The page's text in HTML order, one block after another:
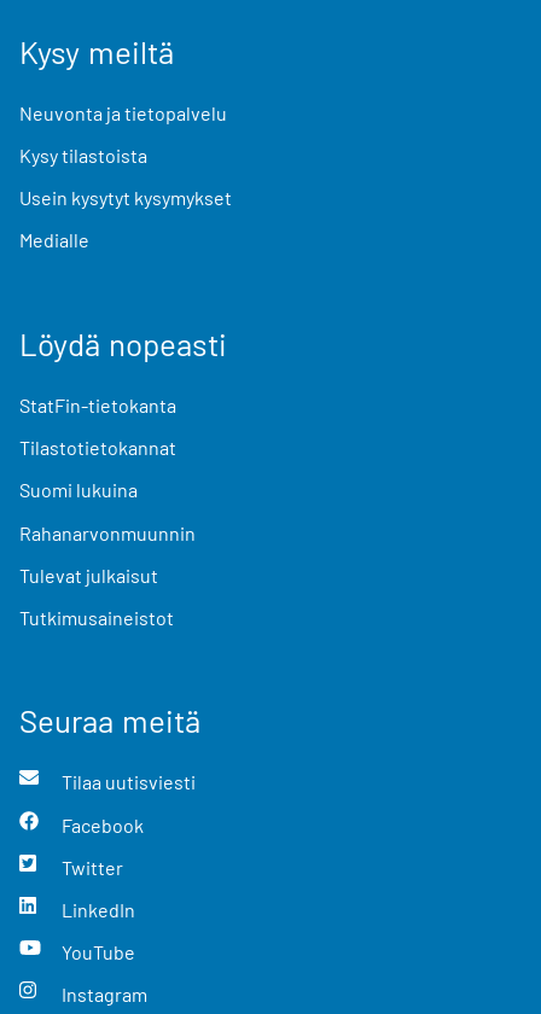
Kysy meiltä
Neuvonta ja tietopalvelu
Kysy tilastoista
Usein kysytyt kysymykset
Medialle
Löydä nopeasti
StatFin-tietokanta
Tilastotietokannat
Suomi lukuina
Rahanarvonmuunnin
Tulevat julkaisut
Tutkimusaineistot
Seuraa meitä
Tilaa uutisviesti
Facebook
Twitter
LinkedIn
YouTube
Instagram